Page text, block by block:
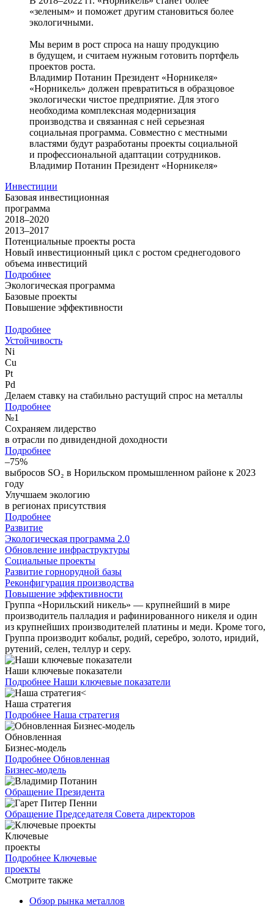
«зеленым» и поможет другим становиться более
экологичными.
Мы верим в рост спроса на нашу продукцию
в будущем, и считаем нужным готовить портфель
проектов роста.
Владимир Потанин Президент «Норникеля»
«Норникель» должен превратиться в образцовое
экологически чистое предприятие. Для этого
необходима комплексная модернизация
производства и связанная с ней серьезная
социальная программа. Совместно с местными
властями будут разработаны проекты социальной
и профессиональной адаптации сотрудников.
Владимир Потанин Президент «Норникеля»
Инвестиции
Базовая инвестиционная
программа
2018–2020
2013–2017
Потенциальные проекты роста
Новый инвестиционный цикл с ростом среднегодового
объема инвестиций
Подробнее
Экологическая программа
Базовые проекты
Повышение эффективности
Подробнее
Устойчивость
Ni
Cu
Pt
Pd
Делаем ставку на стабильно растущий спрос на металлы
Подробнее
№1
Сохраняем лидерство
в отрасли по дивидендной доходности
Подробнее
–75%
выбросов SO₂ в Норильском промышленном районе к 2023
году
Улучшаем экологию
в регионах присутствия
Подробнее
Развитие
Экологическая программа 2.0
Обновление инфраструктуры
Социальные проекты
Развитие горнорудной базы
Реконфигурация производства
Повышение эффективности
Группа «Норильский никель» — крупнейший в мире
производитель палладия и рафинированного никеля и один
из крупнейших производителей платины и меди. Кроме того,
Группа производит кобальт, родий, серебро, золото, иридий,
рутений, селен, теллур и серу.
Наши ключевые показатели
Подробнее Наши ключевые показатели
Наша стратегия
Подробнее Наша стратегия
Обновленная
Бизнес-модель
Подробнее Обновленная
Бизнес-модель
Обращение Президента
Обращение Председателя Совета директоров
Ключевые
проекты
Подробнее Ключевые
проекты
Смотрите также
Обзор рынка металлов